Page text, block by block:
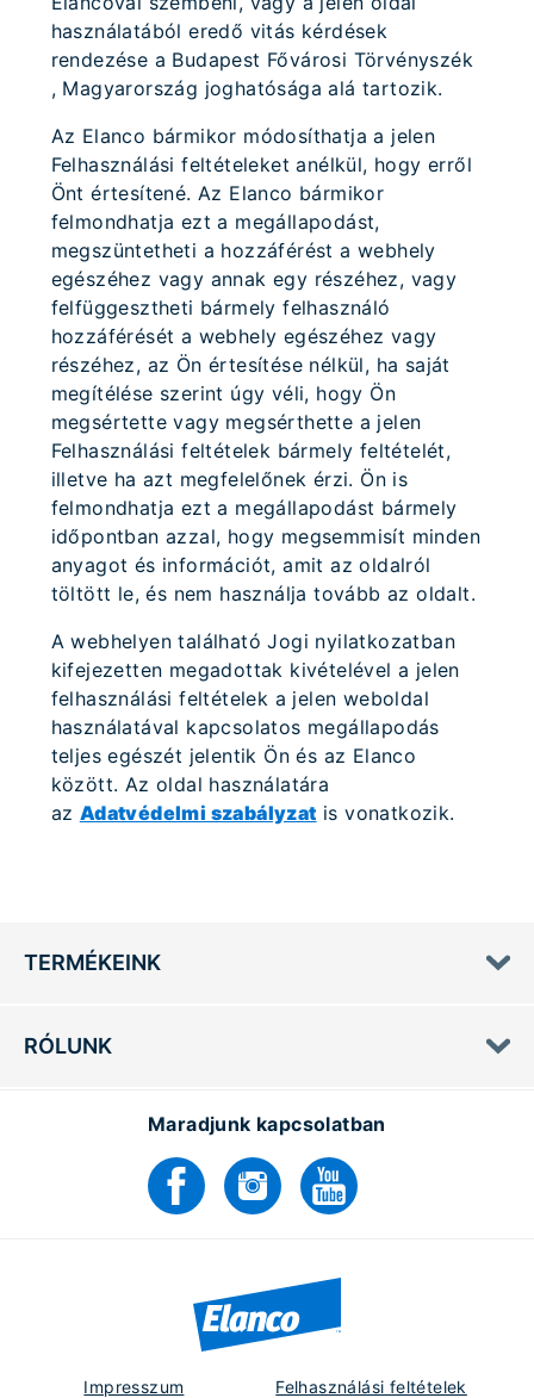
használatából eredő vitás kérdések
rendezése a Budapest Fővárosi Törvényszék
, Magyarország joghatósága alá tartozik.
Az Elanco bármikor módosíthatja a jelen
Felhasználási feltételeket anélkül, hogy erről
Önt értesítené. Az Elanco bármikor
felmondhatja ezt a megállapodást,
megszüntetheti a hozzáférést a webhely
egészéhez vagy annak egy részéhez, vagy
felfüggesztheti bármely felhasználó
hozzáférését a webhely egészéhez vagy
részéhez, az Ön értesítése nélkül, ha saját
megítélése szerint úgy véli, hogy Ön
megsértette vagy megsérthette a jelen
Felhasználási feltételek bármely feltételét,
illetve ha azt megfelelőnek érzi. Ön is
felmondhatja ezt a megállapodást bármely
időpontban azzal, hogy megsemmisít minden
anyagot és információt, amit az oldalról
töltött le, és nem használja tovább az oldalt.
A webhelyen található Jogi nyilatkozatban
kifejezetten megadottak kivételével a jelen
felhasználási feltételek a jelen weboldal
használatával kapcsolatos megállapodás
teljes egészét jelentik Ön és az Elanco
között. Az oldal használatára
az Adatvédelmi szabályzat is vonatkozik.
TERMÉKEINK
RÓLUNK
Maradjunk kapcsolatban
Impresszum Felhasználási feltételek